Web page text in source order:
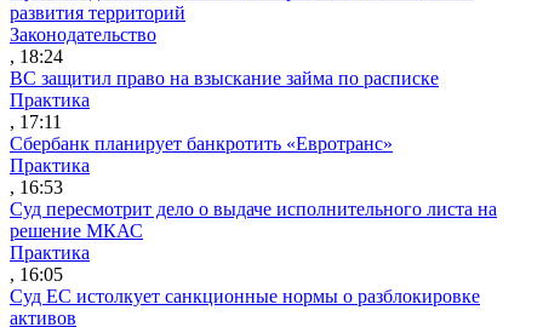
развития территорий
Законодательство
, 18:24
ВС защитил право на взыскание займа по расписке
Практика
, 17:11
Сбербанк планирует банкротить «Евротранс»
Практика
, 16:53
Суд пересмотрит дело о выдаче исполнительного листа на
решение МКАС
Практика
, 16:05
Суд ЕС истолкует санкционные нормы о разблокировке
активов